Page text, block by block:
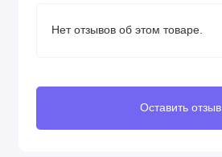
Нет отзывов об этом товаре.
Оставить отзыв